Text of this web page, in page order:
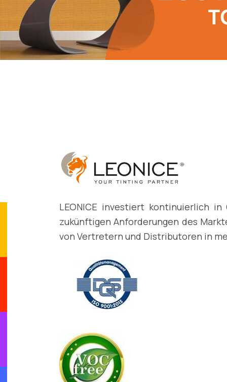
LEONICE investiert kontinuierlich
zukünftigen Anforderungen des
von Vertretern und Distributoren in